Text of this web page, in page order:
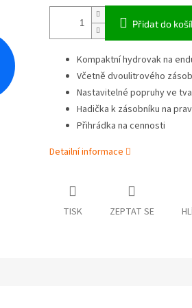
Přidat do
Kompaktní hydrovak na
Včetně dvoulitrového
Nastavitelné popruhy ve
Hadička k zásobníku na
Přihrádka na cennosti
Detailní informace
TISK ZEPTAT SE